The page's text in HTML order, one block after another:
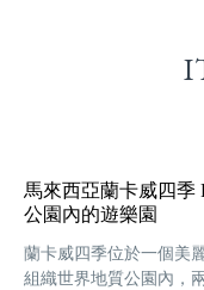
馬來西亞蘭卡威四季
公園內的遊樂園
蘭卡威四季位於一個美
組織世界地質公園內，